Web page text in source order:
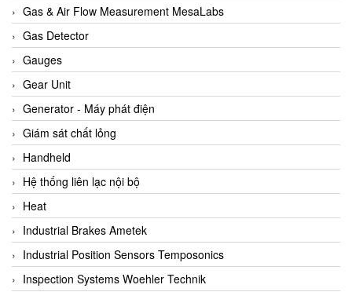
Aquametro
ARCA Regler
Arcos Hydraulik
Ardetem-Sfere-Vietnam
Argal
AS ENERGI
ASCO CO2
Asker
AT2E
ATC Pneumatic
ATEX System
ATI - IA
Gas & Air Flow Measurement MesaLabs
Gas Detector
Gauges
Gear Unit
Generator - Máy phát điện
Giám sát chất lỏng
Handheld
Hệ thống liên lạc nội bộ
Heat
Industrial Brakes Ametek
Industrial Position Sensors Temposonics
Inspection Systems Woehler Technik